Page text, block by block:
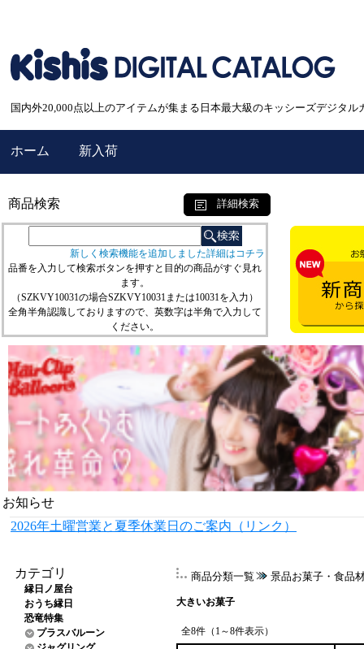
国内外20,000点以上のアイテムが集まる日本最大級のキッシーズデジタル
ホーム 新入荷
商品検索 詳細検索
新しく検索機能を追加しました詳細はコチラ
品番を入力して検索ボタンを押すと目的の商品がすぐ見れ
ます。
（SZKVY10031の場合SZKVY10031または10031を入力）
全角半角認識しておりますので、英数字は半角で入力して
ください。
お知らせ
2026年土曜営業と夏季休業日のご案内（リンク）
カテゴリ
縁日ノ屋台
おうち縁日
恐竜特集
プラスバルーン
商品分類一覧 景品お菓子・食品
大きいお菓子
全8件（1～8件表示）